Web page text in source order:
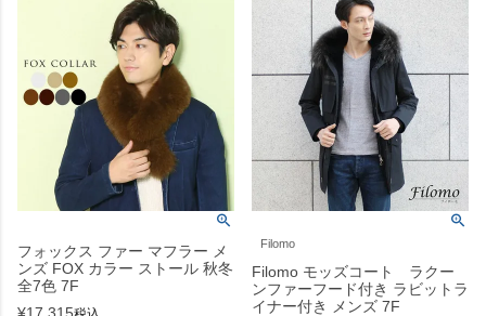
フォックス ファー マフラー メ
ンズ FOX カラー ストール 秋冬
全7色 7F
¥17,315
Filomo
Filomo モッズコート ラクー
ンファーフード付き ラビットラ
イナー付き メンズ 7F